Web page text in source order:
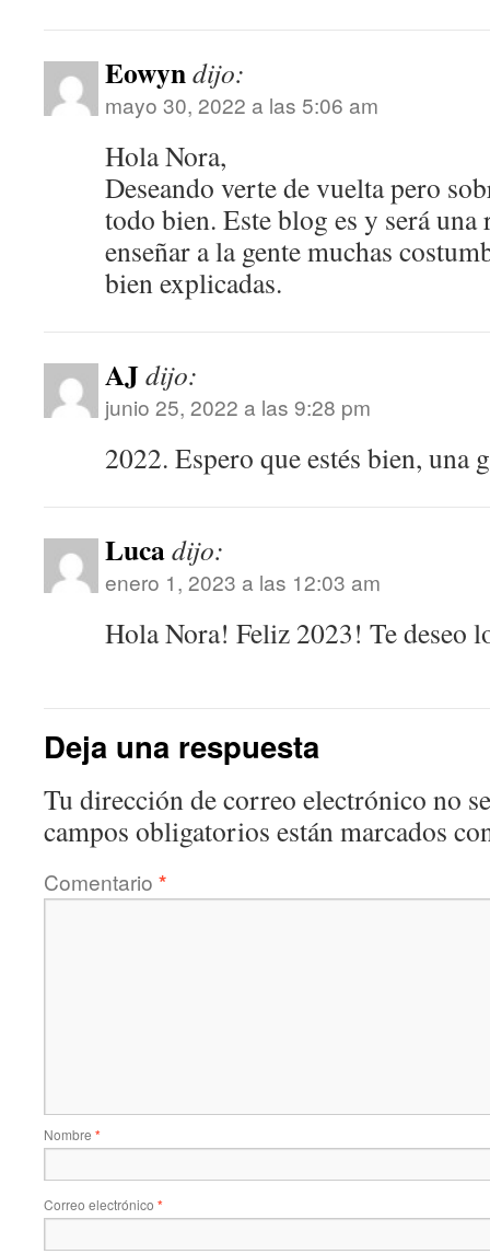
Eowyndijo:
mayo 30, 2022 a las 5:06 am
Hola Nora,
Deseando verte de vuelta pero
todo bien. Este blog es y será
enseñar a la gente muchas
bien explicadas.
AJdijo:
junio 25, 2022 a las 9:28 pm
2022. Espero que estés bien, una
Lucadijo:
enero 1, 2023 a las 12:03 am
Hola Nora! Feliz 2023! Te deseo
Deja una respuesta
Tu dirección de correo electrónico no
campos obligatorios están marcados
Comentario *
Nombre *
Correo electrónico *